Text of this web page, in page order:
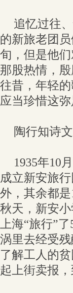
追忆过往
的新旅老团
旬，但是他
那股热情，
往昔，年轻
应当珍惜这
陶行知诗
1935年10
成立新安旅
外，其余都
秋天，新安
上海“旅行”
涡里去经受
了解工人的
起上街卖报